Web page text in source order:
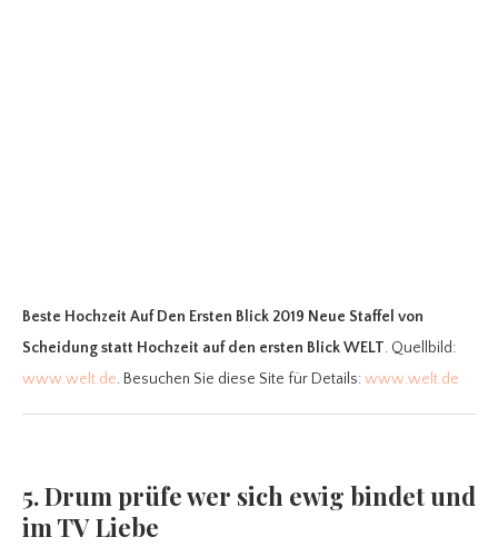
Beste Hochzeit Auf Den Ersten Blick 2019 Neue Staffel von
Scheidung statt Hochzeit auf den ersten Blick WELT. Quellbild:
www.welt.de. Besuchen Sie diese Site für Details:www.welt.de
5. Drum prüfe wer sich ewig bindet und
im TV Liebe